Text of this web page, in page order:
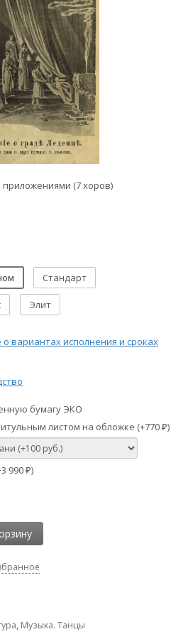
(7 хоров)
Стандарт
Элит
вариантах исполнения и сроках
бумагу ЭКО
листом на обложке (+770 ₽)
3 990 ₽)
, Музыка. Танцы